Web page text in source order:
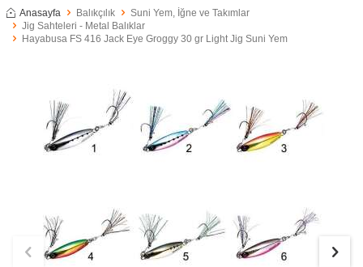
Anasayfa Balıkçılık
Suni Yem, İğne ve Takımlar
Jig Sahteleri - Metal Balıklar
Hayabusa FS 416 Jack Eye Groggy 30 gr Light Jig Suni Yem